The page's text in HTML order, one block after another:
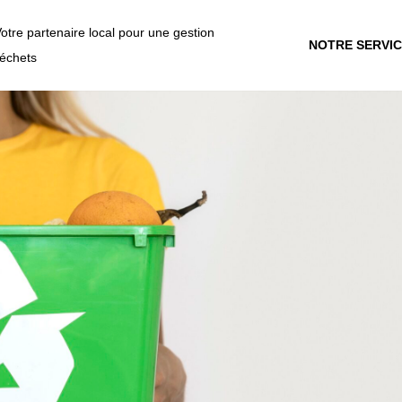
partenaire local pour une gestion
NOTRE